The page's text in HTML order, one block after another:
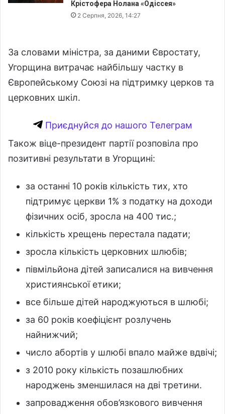
Крістофера Нолана «Одіссея»
2 Серпня, 2026, 14:27
За словами міністра, за даними Євростату,
Угорщина витрачає найбільшу частку в
Європейському Союзі на підтримку церков та
церковних шкіл.
Приєднуйся до нашого Телеграм
Також віце-президент партії розповіла про
позитивні результати в Угорщині:
за останні 10 років кількість тих, хто
підтримує церкви 1% з податку на доходи
фізичних осіб, зросла на 400 тис.;
кількість хрещень перестала падати;
зросла кількість церковних шлюбів;
півмільйона дітей записалися на вивчення
християнської етики;
все більше дітей народжуються в шлюбі;
за 60 років коефіцієнт розлучень
найнижчий;
число абортів у шлюбі впало майже вдвічі;
з 2010 року кількість позашлюбних
народжень зменшилася на дві третини.
запровадження обов’язкового вивчення